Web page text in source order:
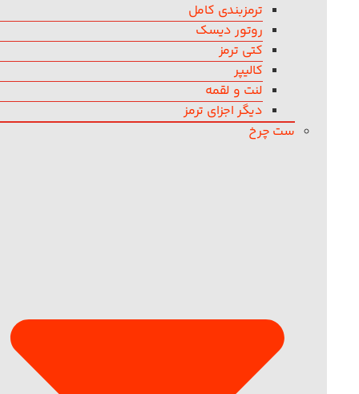
ترمزبندی کامل
روتور دیسک
کتی ترمز
کالیپر
لنت و لقمه
دیگر اجزای ترمز
ست چرخ